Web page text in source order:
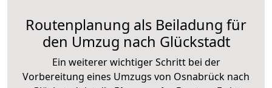
Routenplanung als Beiladung für
den Umzug nach Glückstadt
Ein weiterer wichtiger Schritt bei der
Vorbereitung eines Umzugs von Osnabrück nach